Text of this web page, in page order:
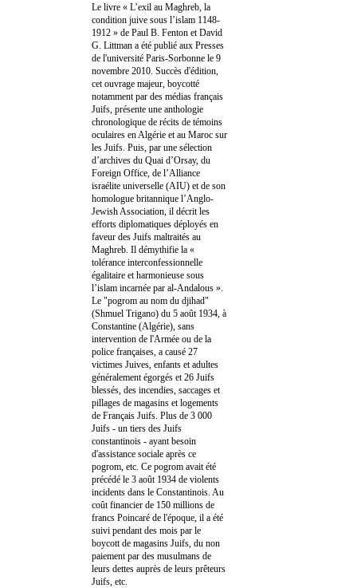
Le livre « L’exil au Maghreb, la
condition juive sous l’islam 1148-
1912 » de Paul B. Fenton et David
G. Littman a été publié aux Presses
de l'université Paris-Sorbonne le 9
novembre 2010. Succès d'édition,
cet ouvrage majeur, boycotté
notamment par des médias français
Juifs, présente une anthologie
chronologique de récits de témoins
oculaires en Algérie et au Maroc sur
les Juifs. Puis, par une sélection
d’archives du Quai d’Orsay, du
Foreign Office, de l’Alliance
israélite universelle (AIU) et de son
homologue britannique l’Anglo-
Jewish Association, il décrit les
efforts diplomatiques déployés en
faveur des Juifs maltraités au
Maghreb. Il démythifie la «
tolérance interconfessionnelle
égalitaire et harmonieuse sous
l’islam incarnée par al-Andalous ».
Le "pogrom au nom du djihad"
(Shmuel Trigano) du 5 août 1934, à
Constantine (Algérie), sans
intervention de l'Armée ou de la
police françaises, a causé 27
victimes Juives, enfants et adultes
généralement égorgés et 26 Juifs
blessés, des incendies, saccages et
pillages de magasins et logements
de Français Juifs. Plus de 3 000
Juifs - un tiers des Juifs
constantinois - ayant besoin
d'assistance sociale après ce
pogrom, etc. Ce pogrom avait été
précédé le 3 août 1934 de violents
incidents dans le Constantinois. Au
coût financier de 150 millions de
francs Poincaré de l'époque, il a été
suivi pendant des mois par le
boycott de magasins Juifs, du non
paiement par des musulmans de
leurs dettes auprès de leurs prêteurs
Juifs, etc.